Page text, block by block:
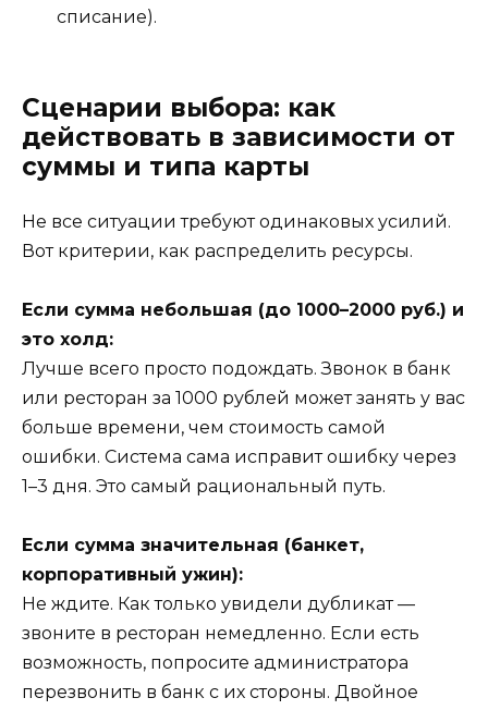
списание).
Сценарии выбора: как
действовать в зависимости от
суммы и типа карты
Не все ситуации требуют одинаковых усилий.
Вот критерии, как распределить ресурсы.
Если сумма небольшая (до 1000–2000 руб.) и
это холд:
Лучше всего просто подождать. Звонок в банк
или ресторан за 1000 рублей может занять у вас
больше времени, чем стоимость самой
ошибки. Система сама исправит ошибку через
1–3 дня. Это самый рациональный путь.
Если сумма значительная (банкет,
корпоративный ужин):
Не ждите. Как только увидели дубликат —
звоните в ресторан немедленно. Если есть
возможность, попросите администратора
перезвонить в банк с их стороны. Двойное